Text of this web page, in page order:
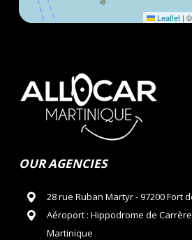
Leaflet |
OUR AGENCIES
28 rue Ruban Martyr - 97200 Fort
Aéroport : Hippodrome de
Martinique